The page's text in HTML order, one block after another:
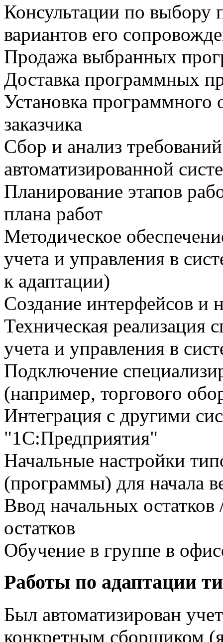
Консультации по выбору
вариантов его
Продажа выбранных
Доставка программных
Установка
заказчика
Сбор и анализ требований
автоматизированной
Планирование этапов
плана работ
Методическое
учета и управления в
к адаптации)
Создание интерфейсов и
Техническая реализация
учета и управления в
Подключение
(например, торгового
Интеграция с другими
"1С:Предприятия"
Начальные настройки
(программы) для начала
Ввод начальных
остатков
Обучение в группе в
Работы по адаптации
Был автоматизирован
конкретным сборщиком